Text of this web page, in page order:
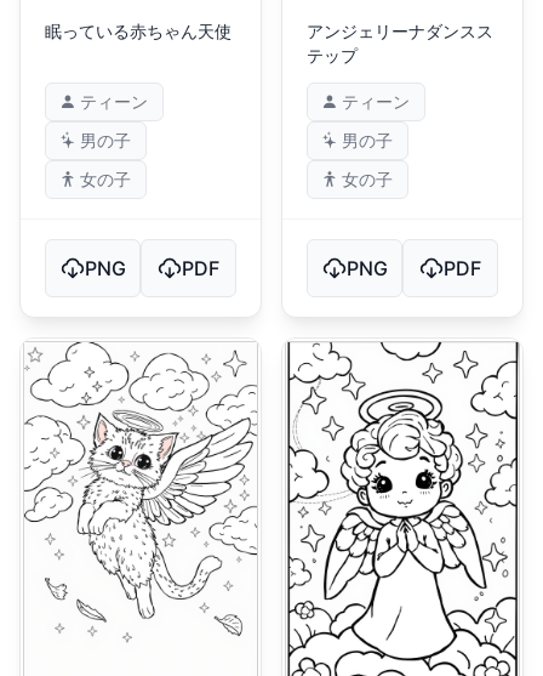
眠っている赤ちゃん天使
ティーン
男の子
女の子
PNG PDF
アンジェリーナダンスス
テップ
ティーン
男の子
女の子
PNG PDF